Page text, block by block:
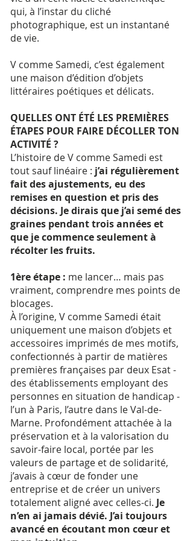
qui, à l’instar du cliché
photographique, est un instantané
de vie.
V comme Samedi, c’est également
une maison d’édition d’objets
littéraires poétiques et délicats.
QUELLES ONT ÉTÉ LES PREMIÈRES
ÉTAPES POUR FAIRE DÉCOLLER TON
ACTIVITÉ ?
L’histoire de V comme Samedi est
tout sauf linéaire : j’ai régulièrement
fait des ajustements, eu des
remises en question et pris des
décisions. Je dirais que j’ai semé des
graines pendant trois années et
que je commence seulement à
récolter les fruits.
1ère étape : me lancer… mais pas
vraiment, comprendre mes points de
blocages.
À l’origine, V comme Samedi était
uniquement une maison d’objets et
accessoires imprimés de mes motifs,
confectionnés à partir de matières
premières françaises par deux Esat -
des établissements employant des
personnes en situation de handicap -
l’un à Paris, l’autre dans le Val-de-
Marne. Profondément attachée à la
préservation et à la valorisation du
savoir-faire local, portée par les
valeurs de partage et de solidarité,
j’avais à cœur de fonder une
entreprise et de créer un univers
totalement aligné avec celles-ci. Je
n’en ai jamais dévié. J’ai toujours
avancé en écoutant mon cœur et